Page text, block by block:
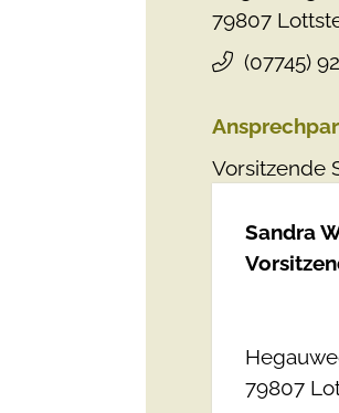
79807
(07745) 92
Vorsitzende
Sandra
79807